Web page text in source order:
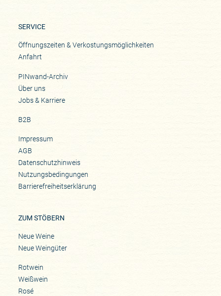
SERVICE
Öffnungszeiten & Verkostungsmöglichkeiten
Anfahrt
PINwand-Archiv
Über uns
Jobs & Karriere
B2B
Impressum
AGB
Datenschutzhinweis
Nutzungsbedingungen
Barrierefreiheitserklärung
ZUM STÖBERN
Neue Weine
Neue Weingüter
Rotwein
Weißwein
Rosé